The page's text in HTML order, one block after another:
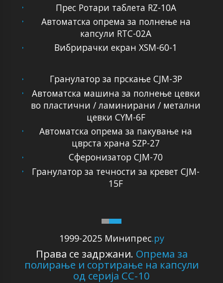
Прес Ротари таблета RZ-10A
Автоматска опрема за полнење на
капсули RTC-02A
Вибрирачки екран XSM-60-1
1999-2025 Минипрес.ру
Права се задржани. Опрема за
полирање и сортирање на капсули
од серија CC-10
Гранулатор за прскање CJM-3P
Автоматска машина за полнење цевки
во пластични / ламинирани / метални
цевки CYM-6F
Автоматска опрема за пакување на
цврста храна SZP-27
Сферонизатор CJM-70
Гранулатор за течности за кревет CJM-
15F